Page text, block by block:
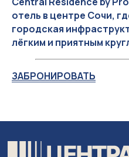
отель в центре Сочи,
городская
лёгким и приятным
ЗАБРОНИРОВАТЬ